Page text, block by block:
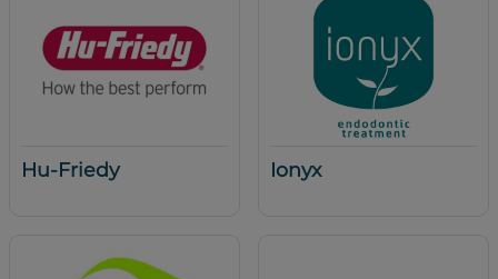
Hu-Friedy Ionyx